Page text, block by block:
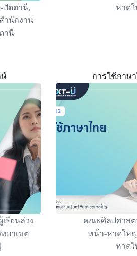
ปัตตานี,
สำนักงาน
านี
หาด
ษ์
เรียนล่วง
ยาเขต
การใช้ภาษ
คณะศิลปศาสต
หน้า-หาดให
หาด